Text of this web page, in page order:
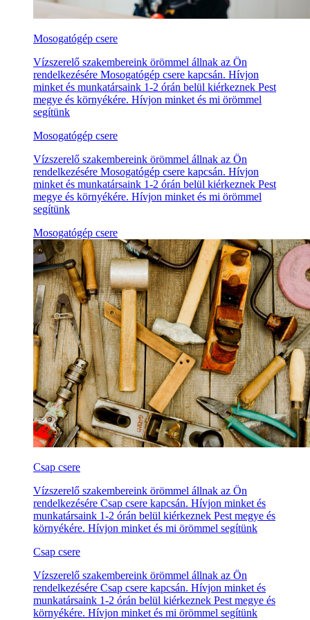
Mosogatógép csere
Vízszerelő szakembereink örömmel állnak az Ön
rendelkezésére Mosogatógép csere kapcsán. Hívjon
minket és munkatársaink 1-2 órán belül kiérkeznek Pest
megye és környékére. Hívjon minket és mi örömmel
segítünk
Mosogatógép csere
Vízszerelő szakembereink örömmel állnak az Ön
rendelkezésére Mosogatógép csere kapcsán. Hívjon
minket és munkatársaink 1-2 órán belül kiérkeznek Pest
megye és környékére. Hívjon minket és mi örömmel
segítünk
Mosogatógép csere
Csap csere
Vízszerelő szakembereink örömmel állnak az Ön
rendelkezésére Csap csere kapcsán. Hívjon minket és
munkatársaink 1-2 órán belül kiérkeznek Pest megye és
környékére. Hívjon minket és mi örömmel segítünk
Csap csere
Vízszerelő szakembereink örömmel állnak az Ön
rendelkezésére Csap csere kapcsán. Hívjon minket és
munkatársaink 1-2 órán belül kiérkeznek Pest megye és
környékére. Hívjon minket és mi örömmel segítünk